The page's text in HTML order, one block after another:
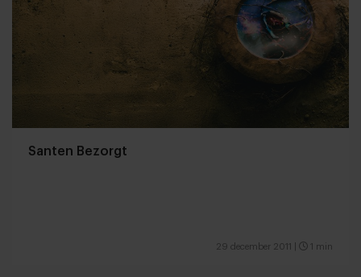
Santen Bezorgt
29 december 2011 1 min